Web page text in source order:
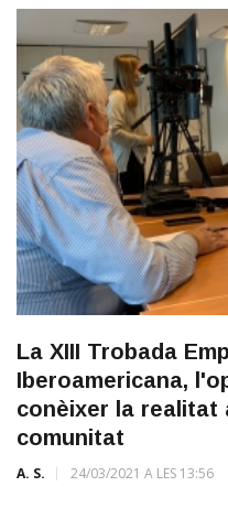
La XIII Trobada
Iberoamericana,
conèixer la realitat
comunitat
A. S. 24/03/2021 A LES 13:56